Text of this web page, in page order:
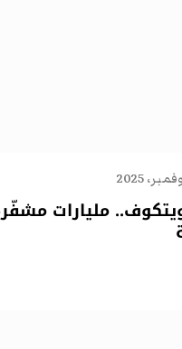
مليارات